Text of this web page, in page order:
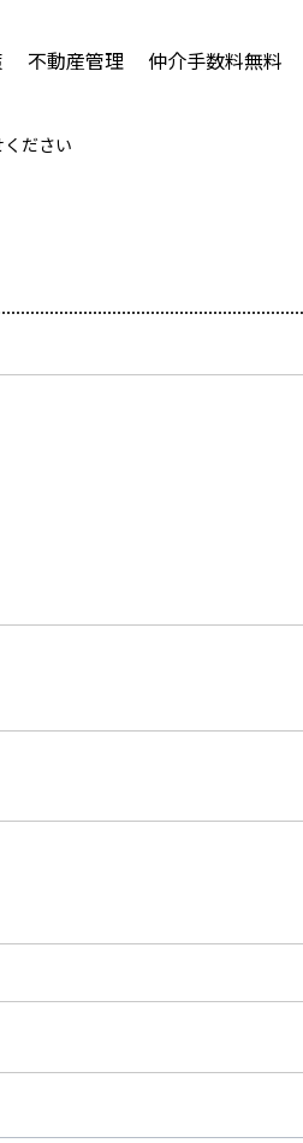
不動産管理 仲介手数料無料
ださい